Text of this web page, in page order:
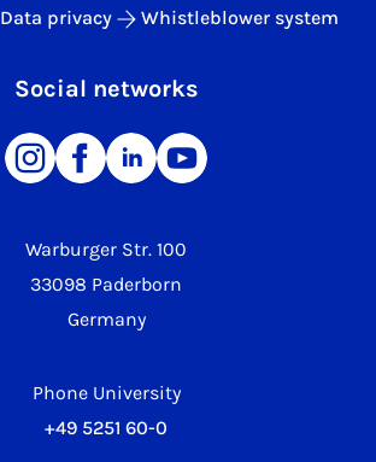
Warburger Str. 100
33098 Paderborn
Germany
Phone University
+49 5251 60-0
Data privacy Whistleblower system
Social networks